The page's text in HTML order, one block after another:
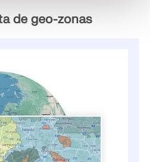
de geo-zonas